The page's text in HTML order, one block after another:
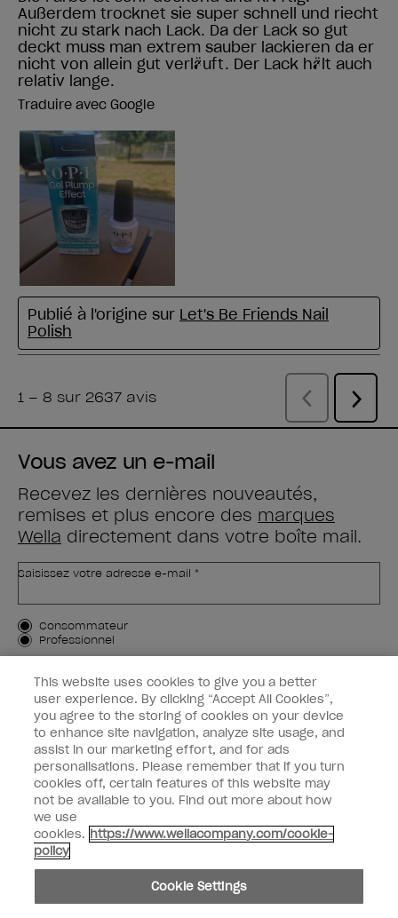
Vous avez un e-mail
Recevez les dernières nouveautés,
remises et plus encore des marques
Wella directement dans votre boîte mail.
Saisissez votre adresse e-mail *
Type de client
Consommateur
Professionnel
M'INSCRIRE
Informations clients
OPI & vous
instagramfacebook
Copyright 2026, Wella Operations US LLC. Tous droits réservés.
This website uses cookies to give you a better
user experience. By clicking “Accept All Cookies”,
you agree to the storing of cookies on your device
to enhance site navigation, analyze site usage, and
assist in our marketing effort, and for ads
personalisations. Please remember that if you turn
cookies off, certain features of this website may
not be available to you. Find out more about how
we use
cookies. https://www.wellacompany.com/cookie-
policy
Cookie Settings